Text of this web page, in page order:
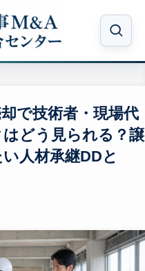
で技術者・現場代
どう見られる？譲
人材承継DDと